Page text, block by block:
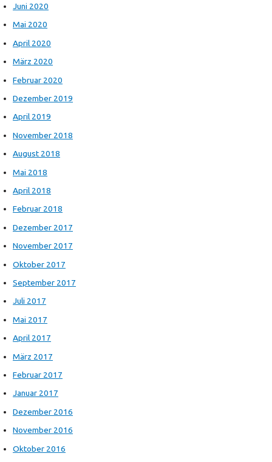
Juni 2020
Mai 2020
April 2020
März 2020
Februar 2020
Dezember 2019
April 2019
November 2018
August 2018
Mai 2018
April 2018
Februar 2018
Dezember 2017
November 2017
Oktober 2017
September 2017
Juli 2017
Mai 2017
April 2017
März 2017
Februar 2017
Januar 2017
Dezember 2016
November 2016
Oktober 2016